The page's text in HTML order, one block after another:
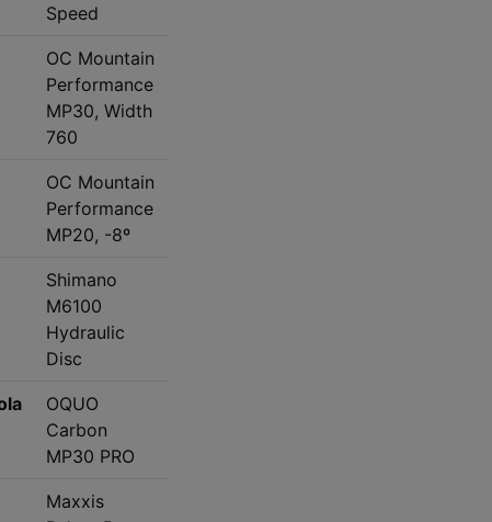
Speed
OC Mountain
Performance
MP30, Width
760
OC Mountain
Performance
MP20, -8º
Shimano
M6100
Hydraulic
Disc
OQUO
Carbon
MP30 PRO
Maxxis